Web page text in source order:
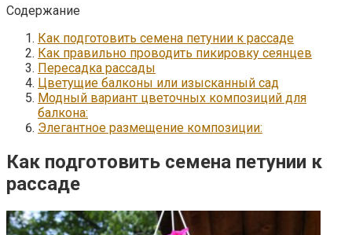
Содержание
Как подготовить семена петунии к рассаде
Как правильно проводить пикировку сеянцев
Пересадка рассады
Цветущие балконы или изысканный сад
Модный вариант цветочных композиций для
балкона:
Элегантное размещение композиции:
Как подготовить семена петунии к
рассаде